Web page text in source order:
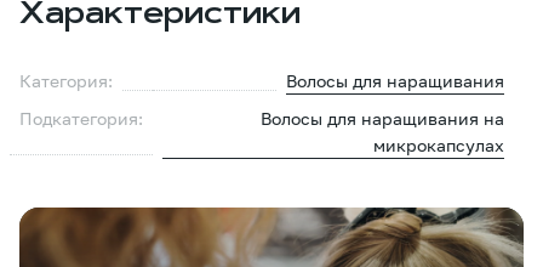
Характеристики
Категория:
Волосы для наращивания
Подкатегория:
Волосы для наращивания на
микрокапсулах